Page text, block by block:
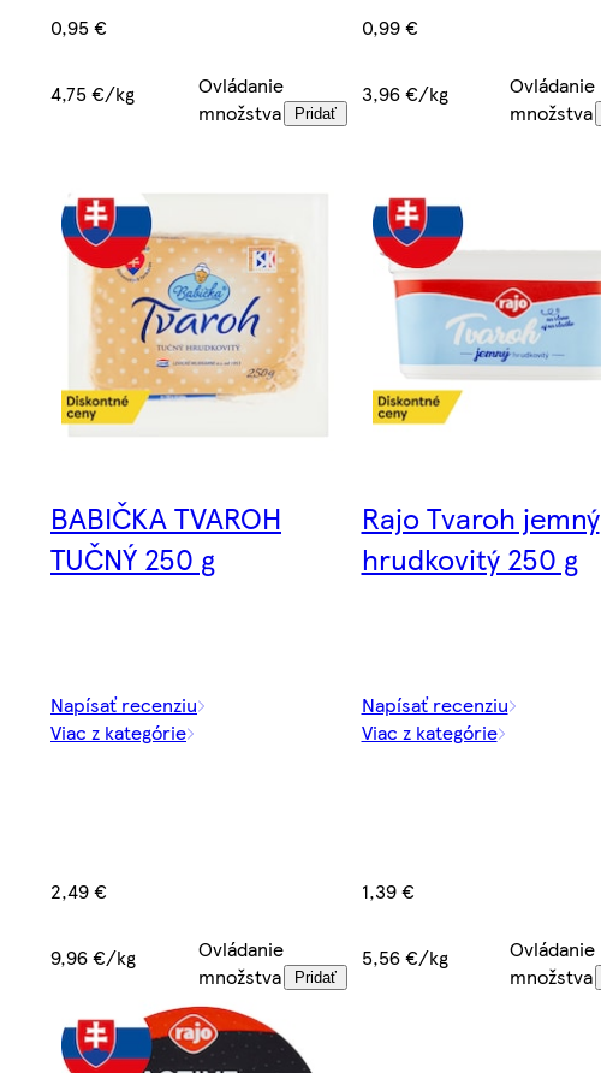
0,95 €
4,75 €/kg
Ovládanie
množstva
Pridať
0,99 €
3,96 €/kg
Ovládanie
množstva
BABIČKA TVAROH
TUČNÝ 250 g
Napísať recenziu
Viac z kategórie
2,49 €
9,96 €/kg
Ovládanie
množstva
Pridať
Rajo Tvaroh jemný
hrudkovitý 250 g
Napísať recenziu
Viac z kategórie
1,39 €
5,56 €/kg
Ovládanie
množstva